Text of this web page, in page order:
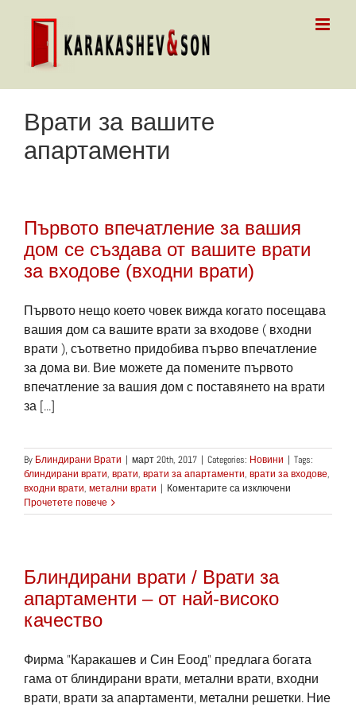
Врати за вашите
апартаменти
Първото впечатление за вашия
дом се създава от вашите врати
за входове (входни врати)
Първото нещо което човек вижда когато посещава
вашия дом са вашите врати за входове ( входни
врати ), съответно придобива първо впечатление
за дома ви. Вие можете да помените първото
впечатление за вашия дом с поставянето на врати
за [...]
By Блиндирани Врати | март 20th, 2017 | Categories: Новини | Tags:
блиндирани врати, врати, врати за апартаменти, врати за входове,
входни врати, метални врати | Коментарите са изключени
впечатление
входове
(входни
врати)
Прочетете повече
Блиндирани врати / Врати за
апартаменти – от най-високо
качество
Фирма "Каракашев и Син Еоод" предлага богата
гама от блиндирани врати, метални врати, входни
врати, врати за апартаменти, метални решетки. Ние